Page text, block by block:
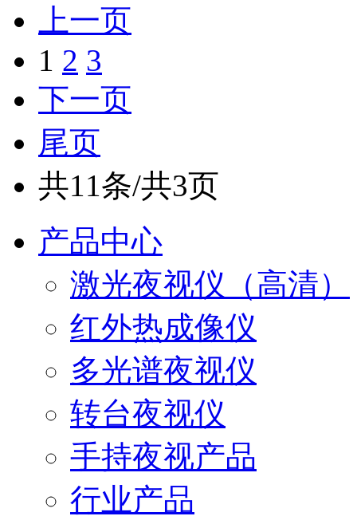
上一页
1 2 3
下一页
尾页
共11条/共3页
产品中心
激光夜视仪（高清）
红外热成像仪
多光谱夜视仪
转台夜视仪
手持夜视产品
行业产品